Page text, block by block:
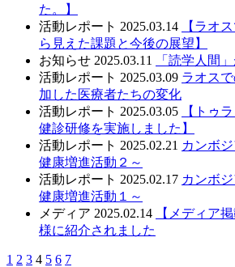
た。】
活動レポート 2025.03.14
【ラオ
ら見えた課題と今後の展望】
お知らせ 2025.03.11
「読学人間
活動レポート 2025.03.09 ラオス
加した医療者たちの変化
活動レポート 2025.03.05
【トゥ
健診研修を実施しました】
活動レポート 2025.02.21 カンボ
健康増進活動２～
活動レポート 2025.02.17 カンボ
健康増進活動１～
メディア 2025.02.14
【メディア
様に紹介されました
1 2 3 4 5 6 7